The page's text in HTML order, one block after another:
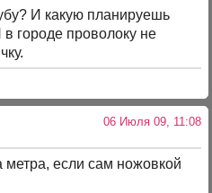
И какую планируешь
городе проволоку не
06 Июля 09, 11:08
если сам ножовкой